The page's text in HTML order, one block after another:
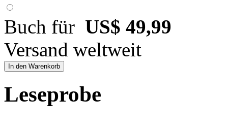
Buch für US$ 49,99
Versand weltweit
In den Warenkorb
Leseprobe